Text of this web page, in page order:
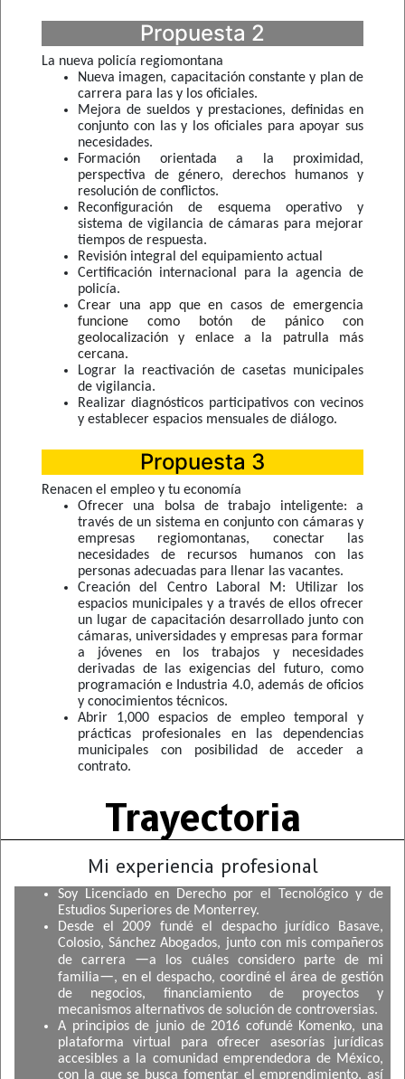
Propuesta 2
La nueva policía regiomontana
Nueva imagen, capacitación constante y plan de
carrera para las y los oficiales.
Mejora de sueldos y prestaciones, definidas en
conjunto con las y los oficiales para apoyar sus
necesidades.
Formación orientada a la proximidad,
perspectiva de género, derechos humanos y
resolución de conflictos.
Reconfiguración de esquema operativo y
sistema de vigilancia de cámaras para mejorar
tiempos de respuesta.
Revisión integral del equipamiento actual
Certificación internacional para la agencia de
policía.
Crear una app que en casos de emergencia
funcione como botón de pánico con
geolocalización y enlace a la patrulla más
cercana.
Lograr la reactivación de casetas municipales
de vigilancia.
Realizar diagnósticos participativos con vecinos
y establecer espacios mensuales de diálogo.
Propuesta 3
Renacen el empleo y tu economía
Ofrecer una bolsa de trabajo inteligente: a
través de un sistema en conjunto con cámaras y
empresas regiomontanas, conectar las
necesidades de recursos humanos con las
personas adecuadas para llenar las vacantes.
Creación del Centro Laboral M: Utilizar los
espacios municipales y a través de ellos ofrecer
un lugar de capacitación desarrollado junto con
cámaras, universidades y empresas para formar
a jóvenes en los trabajos y necesidades
derivadas de las exigencias del futuro, como
programación e Industria 4.0, además de oficios
y conocimientos técnicos.
Abrir 1,000 espacios de empleo temporal y
prácticas profesionales en las dependencias
municipales con posibilidad de acceder a
contrato.
Trayectoria
Mi experiencia profesional
Soy Licenciado en Derecho por el Tecnológico y de
Estudios Superiores de Monterrey.
Desde el 2009 fundé el despacho jurídico Basave,
Colosio, Sánchez Abogados, junto con mis compañeros
de carrera —a los cuáles considero parte de mi
familia—, en el despacho, coordiné el área de gestión
de negocios, financiamiento de proyectos y
mecanismos alternativos de solución de controversias.
A principios de junio de 2016 cofundé Komenko, una
plataforma virtual para ofrecer asesorías jurídicas
accesibles a la comunidad emprendedora de México,
con la que se busca fomentar el emprendimiento, así